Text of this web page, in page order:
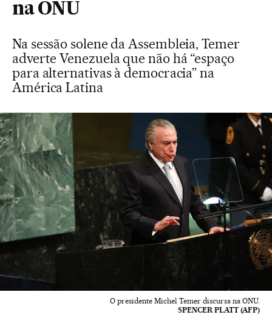
na ONU
Na sessão solene da Assembleia, Temer
adverte Venezuela que não há “espaço
para alternativas à democracia” na
América Latina
O presidente Michel Temer discursa na ONU.
SPENCER PLATT (AFP)